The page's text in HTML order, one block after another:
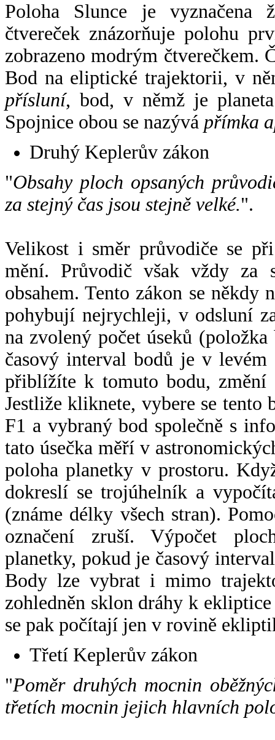
Poloha Slunce je vyznačena
čtvereček znázorňuje polohu
zobrazeno modrým čtverečkem.
Bod na eliptické trajektorii, v
přísluní, bod, v němž je
Spojnice obou se nazývá přímka
Druhý Keplerův zákon
"Obsahy ploch opsaných
za stejný čas jsou stejně velké.".
Velikost i směr průvodiče se
mění. Průvodič však vždy za
obsahem. Tento zákon se někdy
pohybují nejrychleji, v odsluní
na zvolený počet úseků
časový interval bodů je v
přiblížíte k tomuto bodu,
Jestliže kliknete, vybere se tento
F1 a vybraný bod společně s
tato úsečka měří v
poloha planetky v prostoru.
dokreslí se trojúhelník a
(známe délky všech stran).
označení zruší. Výpočet
planetky, pokud je časový
Body lze vybrat i mimo
zohledněn sklon dráhy k
se pak počítají jen v rovině
Třetí Keplerův zákon
"Poměr druhých mocnin
třetích mocnin jejich hlavních